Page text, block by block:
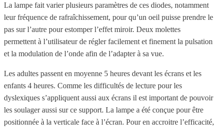
La lampe fait varier plusieurs paramètres de ces diodes, notamment
leur fréquence de rafraîchissement, pour qu’un oeil puisse prendre le
pas sur l’autre pour estomper l’effet miroir. Deux molettes
permettent à l’utilisateur de régler facilement et finement la pulsation
et la modulation de l’onde afin de l’adapter à sa vue.
Les adultes passent en moyenne 5 heures devant les écrans et les
enfants 4 heures. Comme les difficultés de lecture pour les
dyslexiques s’appliquent aussi aux écrans il est important de pouvoir
les soulager aussi sur ce support. La lampe a été conçue pour être
positionnée à la verticale face à l’écran. Pour en accroitre l’efficacité,